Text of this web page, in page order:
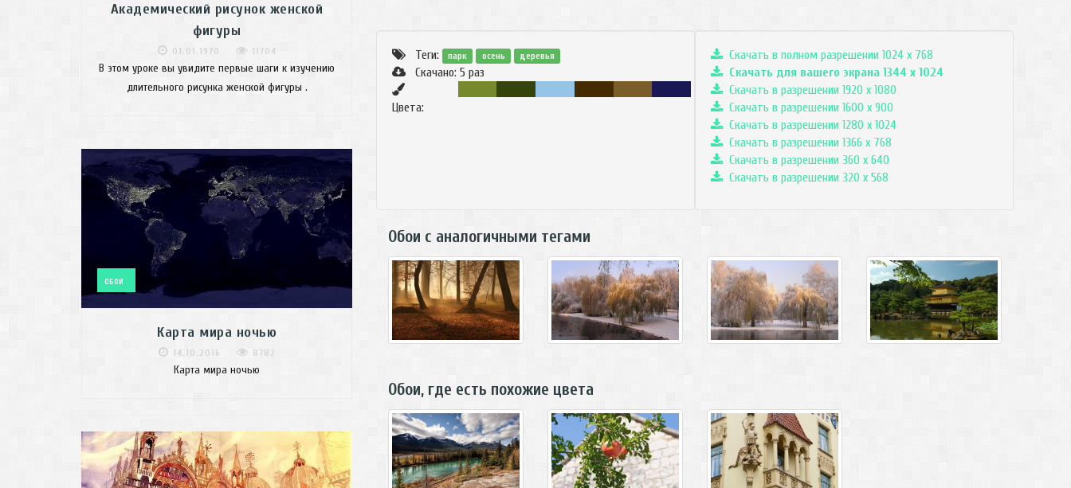
Теги: парк осень деревья
Скачано: 5 раз
Цвета:
Скачать в полном разрешении 1024 x 768
Скачать для вашего экрана 1344 x 1024
Скачать в разрешении 1920 x 1080
Скачать в разрешении 1600 x 900
Скачать в разрешении 1280 x 1024
Скачать в разрешении 1366 x 768
Скачать в разрешении 360 x 640
Скачать в разрешении 320 x 568
Обои с аналогичными тегами
Обои, где есть похожие цвета
Академический рисунок женской
фигуры
01.01.1970 11704
В этом уроке вы увидите первые шаги к изучению
длительного рисунка женской фигуры .
ОБОИ
Карта мира ночью
14.10.2016 8782
Карта мира ночью